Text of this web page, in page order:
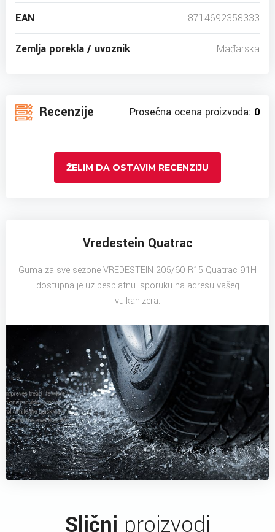
EAN 8714692358333
Zemlja porekla / uvoznik Mađarska
Recenzije Prosečna ocena proizvoda: 0
ŽELIM DA OSTAVIM RECENZIJU
Vredestein Quatrac
Guma za sve sezone VREDESTEIN 205/60 R15 Quatrac 91H
dostupna je uz besplatnu isporuku na adresu vašeg
vulkanizera.
Slični proizvodi